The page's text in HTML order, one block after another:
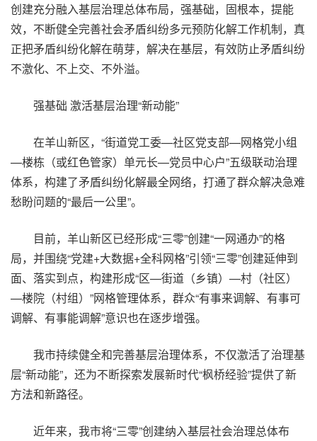
创建充分融入基层治理总体布局，强基础，固根本，提能
效，不断健全完善社会矛盾纠纷多元预防化解工作机制，真
正把矛盾纠纷化解在萌芽，解决在基层，有效防止矛盾纠纷
不激化、不上交、不外溢。
强基础 激活基层治理“新动能”
在羊山新区，“街道党工委—社区党支部—网格党小组
—楼栋（或红色管家）单元长—党员中心户”五级联动治理
体系，构建了矛盾纠纷化解最全网络，打通了群众解决急难
愁盼问题的“最后一公里”。
目前，羊山新区已经形成“三零”创建“一网通办”的格
局，并围绕“党建+大数据+全科网格”引领“三零”创建延伸到
面、落实到点，构建形成“区—街道（乡镇）—村（社区）
—楼院（村组）”网格管理体系，群众“有事来调解、有事可
调解、有事能调解”意识也在逐步增强。
我市持续健全和完善基层治理体系，不仅激活了治理基
层“新动能”，还为不断探索发展新时代“枫桥经验”提供了新
方法和新路径。
近年来，我市将“三零”创建纳入基层社会治理总体布